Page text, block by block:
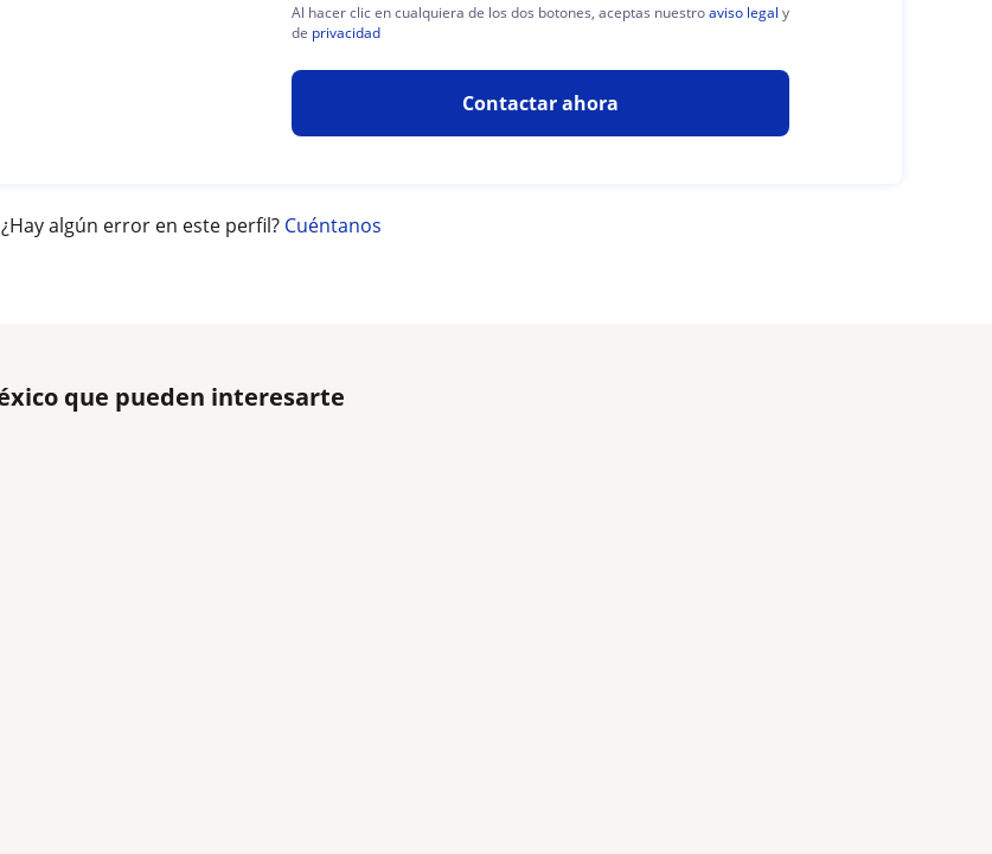
Al hacer clic en cualquiera de los dos botones, aceptas nuestroaviso legal y
de privacidad
Contactar ahora
¿Hay algún error en este perfil? Cuéntanos
que pueden interesarte